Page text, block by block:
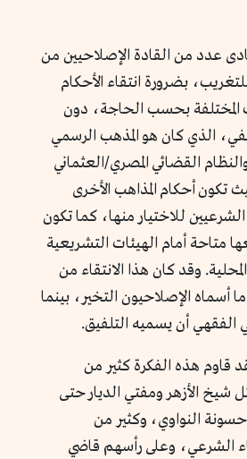
عدد من القادة الإصلاحيين من
بضرورة انتقاء الأحكام
المختلفة بحسب الحاجة، دون
الذي كان هو المذهب الرسمي
القضائي المصري/العثماني
تكون أحكام المذاهب الأخرى
للاختيار منها، كما تكون
متاحة أمام الهيئات التشريعية
وقد كان هذا الانتقاء من
أسماه الإصلاحيون التخير، بينما
الفقهي أن يسميه التلفيق.
قاوم هذه الفكرة كثير من
شيخ الأزهر ومفتي الديار حتى
حسونة النواوي، وكثير من
الشرعي، وعلى رأسهم قاضي